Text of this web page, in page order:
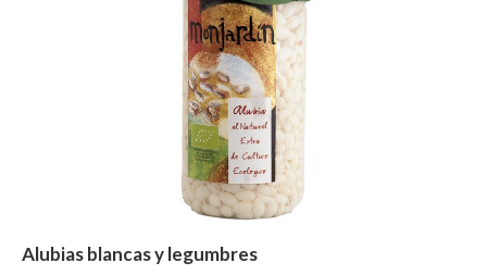
Alubias blancas y legumbres